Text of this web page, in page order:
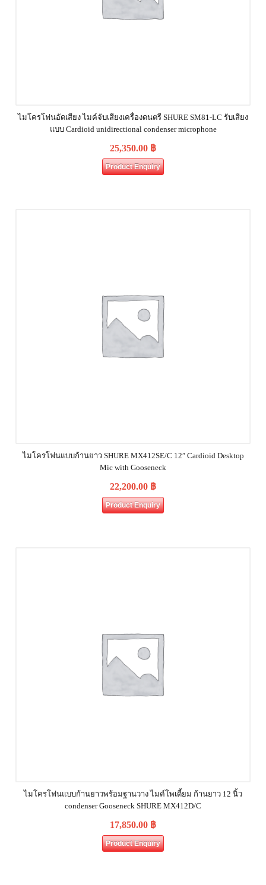
ไมโครโฟนอัดเสียง ไมค์จับเสียงเครื่องดนตรี SHURE SM81‐LC รับเสียง
แบบ Cardioid unidirectional condenser microphone
25,350.00 ฿
Product Enquiry
ไมโครโฟนแบบก้านยาว SHURE MX412SE/C 12″ Cardioid Desktop
Mic with Gooseneck
22,200.00 ฿
Product Enquiry
ไมโครโฟนแบบก้านยาวพร้อมฐานวาง ไมค์โพเดี้ยม ก้านยาว 12 นิ้ว
condenser Gooseneck SHURE MX412D/C
17,850.00 ฿
Product Enquiry